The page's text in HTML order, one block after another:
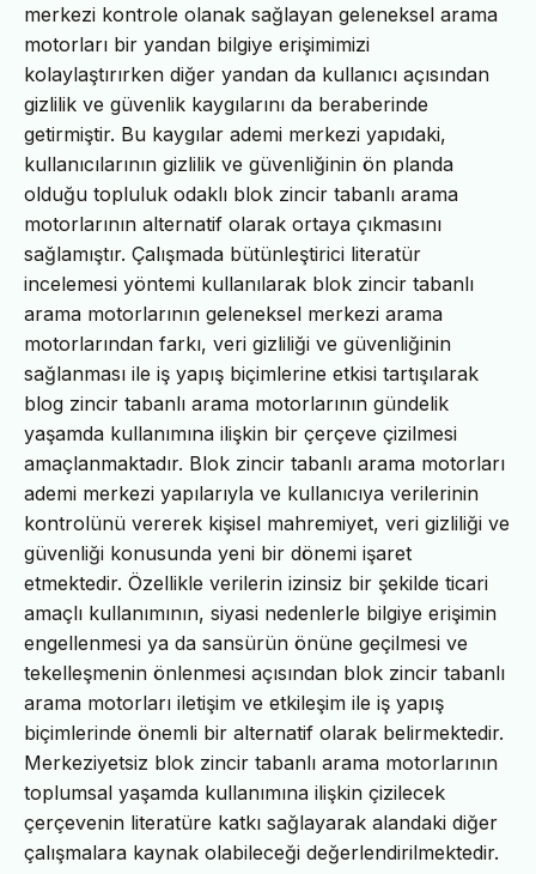
merkezi kontrole olanak sağlayan geleneksel arama
motorları bir yandan bilgiye erişimimizi
kolaylaştırırken diğer yandan da kullanıcı açısından
gizlilik ve güvenlik kaygılarını da beraberinde
getirmiştir. Bu kaygılar ademi merkezi yapıdaki,
kullanıcılarının gizlilik ve güvenliğinin ön planda
olduğu topluluk odaklı blok zincir tabanlı arama
motorlarının alternatif olarak ortaya çıkmasını
sağlamıştır. Çalışmada bütünleştirici literatür
incelemesi yöntemi kullanılarak blok zincir tabanlı
arama motorlarının geleneksel merkezi arama
motorlarından farkı, veri gizliliği ve güvenliğinin
sağlanması ile iş yapış biçimlerine etkisi tartışılarak
blog zincir tabanlı arama motorlarının gündelik
yaşamda kullanımına ilişkin bir çerçeve çizilmesi
amaçlanmaktadır. Blok zincir tabanlı arama motorları
ademi merkezi yapılarıyla ve kullanıcıya verilerinin
kontrolünü vererek kişisel mahremiyet, veri gizliliği ve
güvenliği konusunda yeni bir dönemi işaret
etmektedir. Özellikle verilerin izinsiz bir şekilde ticari
amaçlı kullanımının, siyasi nedenlerle bilgiye erişimin
engellenmesi ya da sansürün önüne geçilmesi ve
tekelleşmenin önlenmesi açısından blok zincir tabanlı
arama motorları iletişim ve etkileşim ile iş yapış
biçimlerinde önemli bir alternatif olarak belirmektedir.
Merkeziyetsiz blok zincir tabanlı arama motorlarının
toplumsal yaşamda kullanımına ilişkin çizilecek
çerçevenin literatüre katkı sağlayarak alandaki diğer
çalışmalara kaynak olabileceği değerlendirilmektedir.